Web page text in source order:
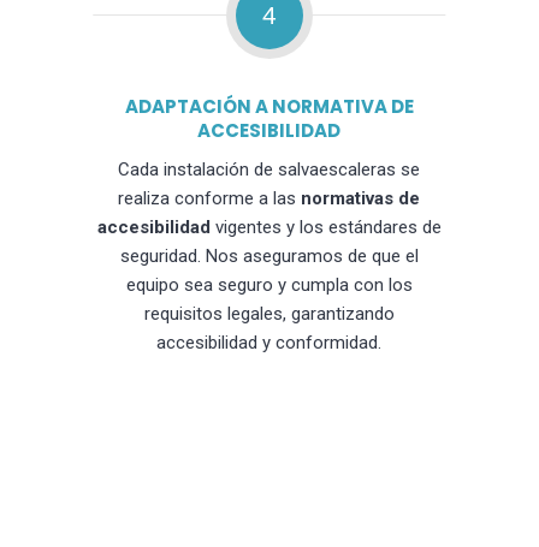
4
ADAPTACIÓN A NORMATIVA DE
ACCESIBILIDAD
Cada instalación de salvaescaleras se
realiza conforme a las normativas de
accesibilidad vigentes y los estándares de
seguridad. Nos aseguramos de que el
equipo sea seguro y cumpla con los
requisitos legales, garantizando
accesibilidad y conformidad.